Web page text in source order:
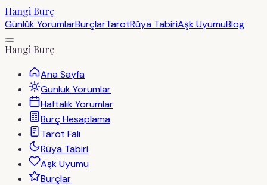
Hangi Burç
Günlük YorumlarBurçlarTarotRüya TabiriAşk UyumuBlog
Hangi Burç
Ana Sayfa
Günlük Yorumlar
Haftalık Yorumlar
Burç Hesaplama
Tarot Falı
Rüya Tabiri
Aşk Uyumu
Burçlar